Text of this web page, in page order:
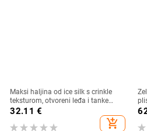
Maksi haljina od ice silk s crinkle
teksturom, otvoreni leđa i tanke
naramenice, plisirana
32.11 €
add_shopping_cart